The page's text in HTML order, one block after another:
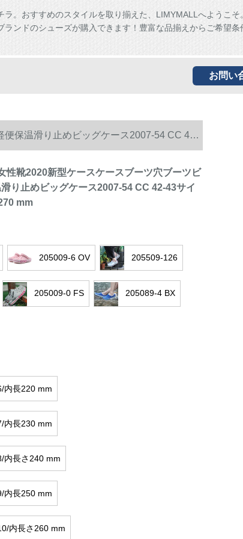
ラ。おすすめのスタイルを取り揃えた、LIMYMALLへようこそ
ランドのシューズが購入できます！豊富な品揃えからご希望条
お問い
保温滑り止めビッグケース2007-54 CC 42-
靴2020新型ケースケースブーツ穴ブーツビ
り止めビッグケース2007-54 CC 42-43サイ
mm
205009-6 OV 205509-126
205009-0 FS 205089-4 BX
内長220 mm
内長230 mm
内長さ240 mm
内長250 mm
内長さ260 mm